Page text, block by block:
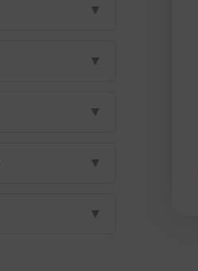
▼
▼
▼
▼
▼